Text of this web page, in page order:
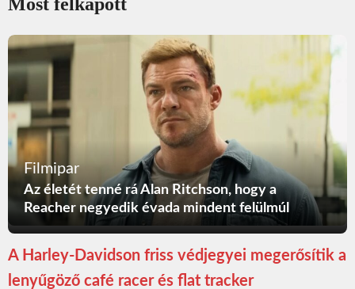
Most felkapott
Filmipar
Az életét tenné rá Alan Ritchson, hogy a
Reacher negyedik évada mindent felülmúl
A Harley-Davidson friss védjegyei megerősítik a
lenyűgöző café racer és flat tracker